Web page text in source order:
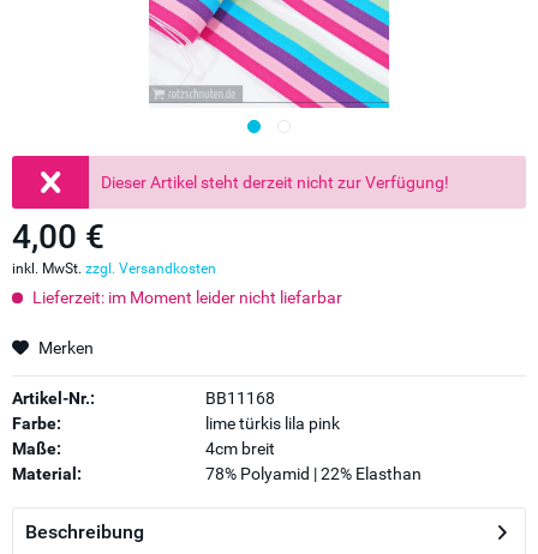
Dieser Artikel steht derzeit nicht zur Verfügung!
4,00 €
inkl. MwSt. zzgl. Versandkosten
Lieferzeit: im Moment leider nicht liefarbar
Merken
Artikel-Nr.:
BB11168
Farbe:
lime türkis lila pink
Maße:
4cm breit
Material:
78% Polyamid | 22% Elasthan
Beschreibung